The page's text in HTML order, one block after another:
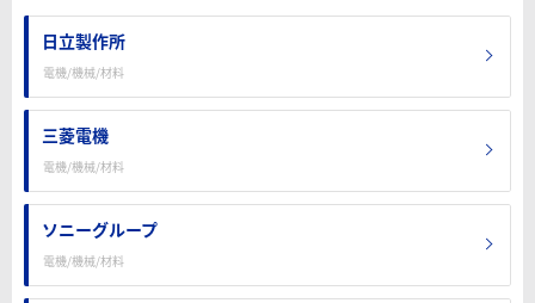
日立製作所
電機/機械/材料
三菱電機
電機/機械/材料
ソニーグループ
電機/機械/材料